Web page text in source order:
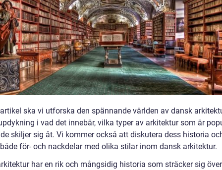
ska vi utforska den spännande världen av dansk
i vad det innebär, vilka typer av arkitektur som är
skiljer sig åt. Vi kommer också att diskutera dess historia
för- och nackdelar med olika stilar inom dansk arkitektur.
har en rik och mångsidig historia som sträcker sig